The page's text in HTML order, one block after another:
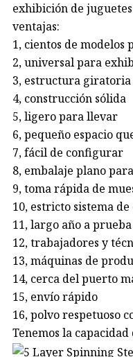
exhibición de
ventajas:
1, cientos de modelos
2, universal para
3, estructura giratoria
4, construcción sólida
5, ligero para llevar
6, pequeño espacio
7, fácil de configurar
8, embalaje plano
9, toma rápida de
10, estricto sistema
11, largo año a
12, trabajadores y
13, máquinas de
14, cerca del puerto
15, envío rápido
16, polvo respetuoso
Tenemos la